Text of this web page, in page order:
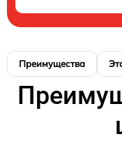
Преимущества